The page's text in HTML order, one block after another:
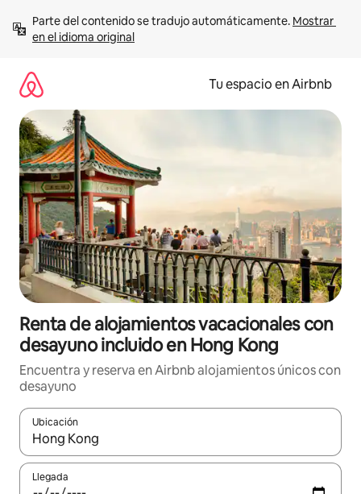
contenido
Parte del contenido se tradujo automáticamente. Mostrar
en el idioma original
Tu espacio en Airbnb
Renta de alojamientos vacacionales con
desayuno incluido en Hong Kong
Encuentra y reserva en Airbnb alojamientos únicos con
desayuno
Ubicación
Cuando los resultados estén disponibles, podrás navegar
Llegada